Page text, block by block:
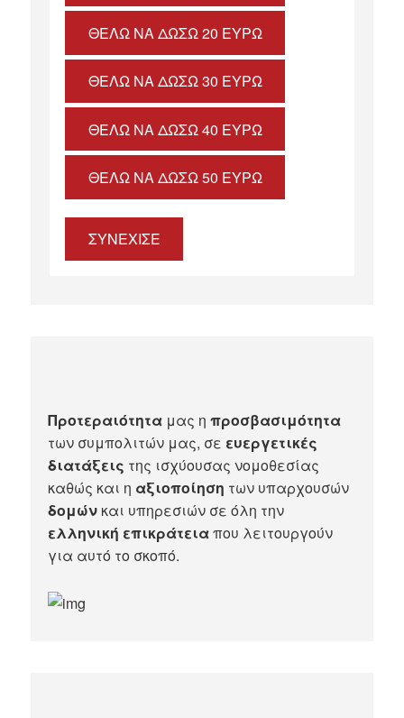
ΘΈΛΩ ΝΑ ΔΏΣΩ 20 ΕΥΡΏ
ΘΈΛΩ ΝΑ ΔΏΣΩ 30 ΕΥΡΏ
ΘΈΛΩ ΝΑ ΔΏΣΩ 40 ΕΥΡΏ
ΘΈΛΩ ΝΑ ΔΏΣΩ 50 ΕΥΡΏ
ΣΥΝΕΧΙΣΕ
Προτεραιότητα μας ηπροσβασιμότητα
των συμπολιτών μας, σε ευεργετικές
διατάξεις της ισχύουσας νομοθεσίας
καθώς και η αξιοποίηση των υπαρχουσών
δομών και υπηρεσιών σε όλη την
ελληνική επικράτειαπου λειτουργούν
για αυτό το σκοπό.​